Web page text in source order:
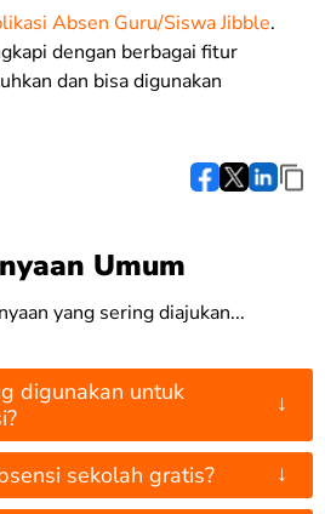
Absen Guru/Siswa Jibble.
dengan berbagai fitur
dan bisa digunakan
Umum
yang sering diajukan...
digunakan untuk
↓
sekolah gratis? ↓